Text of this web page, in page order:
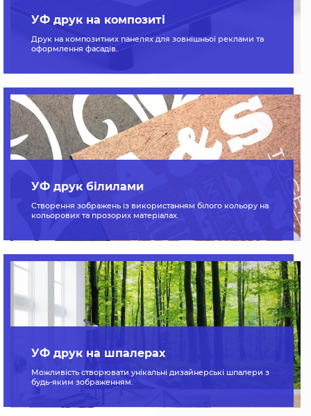
УФ друк на композиті
Друк на композитних панелях для зовнішньої реклами та
оформлення фасадів.
УФ друк білилами
Створення зображень із використанням білого кольору на
кольорових та прозорих матеріалах.
УФ друк на шпалерах
Можливість створювати унікальні дизайнерські шпалери з
будь-яким зображенням.